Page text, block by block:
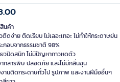
นค้า
ติดง่าย ติดเรียบ ไม่เลอะเทอะ ไม่ทำให้กระดาษย่น
กอบจากธรรมชาติ 98%
วปิดสนิท ไม่มีปัญหากาวหดตัว
กสารพิษ ปลอดภัย และไม่มีกลิ่นฉุน
านติดกระดาษทั่วไป รูปภาพ และงานฝีมืออื่นๆ